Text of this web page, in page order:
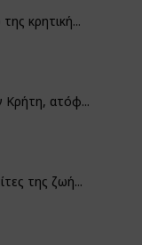
κρητική...
Κρήτη, ατόφ...
της ζωή...